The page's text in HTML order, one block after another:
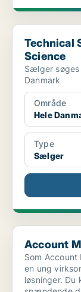
Technical Sales
Technical
Science
Sælger søges
Danmark
Område
Hele
Type
Sælger
Account Manager
Account
Som
en ung
løsninger.